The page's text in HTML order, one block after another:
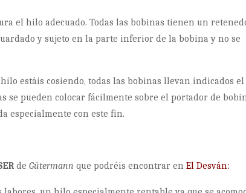
el hilo adecuado. Todas las bobinas tienen un
y sujeto en la parte inferior de la bobina y no se
estáis cosiendo, todas las bobinas llevan indicados el
se pueden colocar fácilmente sobre el portador de
especialmente con este fin.
deGütermann que podréis encontrar enEl Desván: